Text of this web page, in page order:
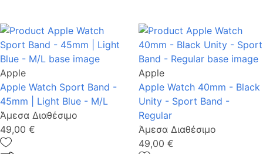
Apple
Apple Watch Sport Band -
45mm | Light Blue - M/L
Άμεσα Διαθέσιμο
49,00 €
Apple
Apple Watch 40mm - Black
Unity - Sport Band -
Regular
Άμεσα Διαθέσιμο
49,00 €